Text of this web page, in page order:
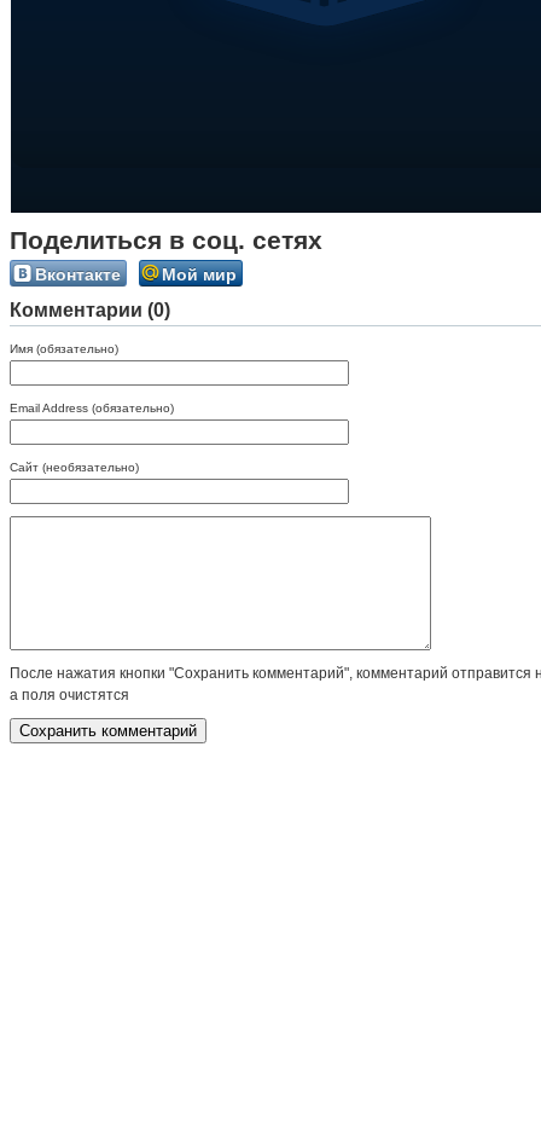
Поделиться в соц. сетях
Вконтакте Мой мир
Комментарии (0)
Имя (обязательно)
Email Address (обязательно)
Сайт (необязательно)
После нажатия кнопки "Сохранить комментарий", комментарий отправится
а поля очистятся